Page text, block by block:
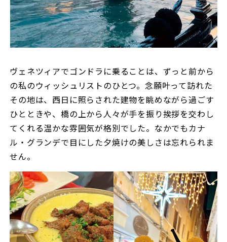
ヴェネツィアでゴンドラに乗ることは、ずっと前から
の私のウィッシュリストのひとつ。念願叶って訪れた
その地は、西日に照らされた建物を眺めながら過ごす
ひとときや、橋の上から人々が手を振り挨拶を交わし
てくれる温かな雰囲気が格別でした。なかでもカナ
ル・グランデで目にした夕焼けの美しさは忘れられま
せん。